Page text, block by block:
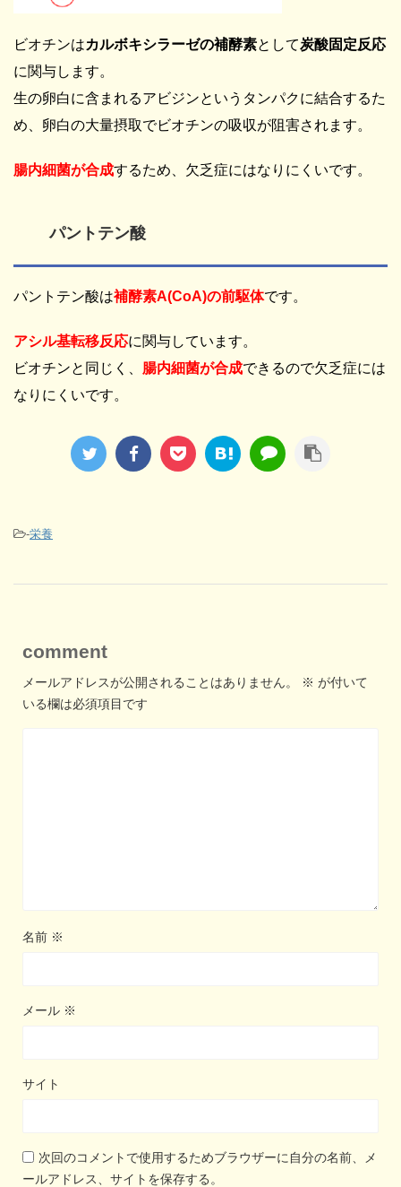
ビオチンはカルボキシラーゼの補酵素として炭酸固定反応
に関与します。
生の卵白に含まれるアビジンというタンパクに結合するた
め、卵白の大量摂取でビオチンの吸収が阻害されます。
腸内細菌が合成するため、欠乏症にはなりにくいです。
パントテン酸
パントテン酸は補酵素A(CoA)の前駆体です。
アシル基転移反応に関与しています。
ビオチンと同じく、 腸内細菌が合成できるので欠乏症には
なりにくいです。
-栄養
comment
メールアドレスが公開されることはありません。 ※ が付いて
いる欄は必須項目です
名前 ※
メール ※
サイト
次回のコメントで使用するためブラウザーに自分の名前、メ
ールアドレス、サイトを保存する。